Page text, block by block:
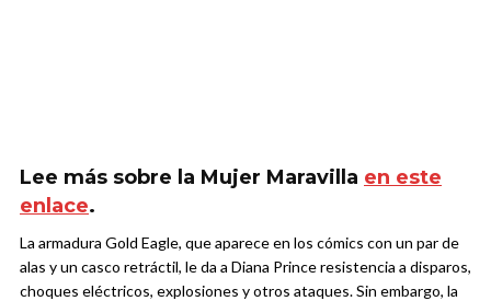
Lee más sobre la Mujer Maravilla en este
enlace.
La armadura Gold Eagle, que aparece en los cómics con un par de
alas y un casco retráctil, le da a Diana Prince resistencia a disparos,
choques eléctricos, explosiones y otros ataques. Sin embargo, la